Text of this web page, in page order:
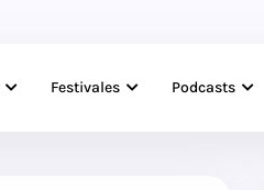
Festivales Podcasts